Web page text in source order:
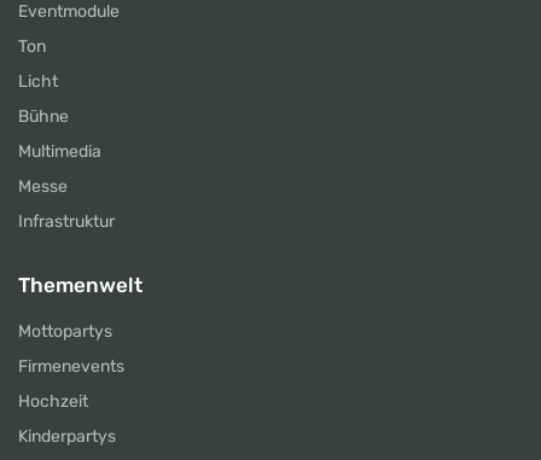
Eventmodule
Ton
Licht
Bühne
Multimedia
Messe
Infrastruktur
Themenwelt
Mottopartys
Firmenevents
Hochzeit
Kinderpartys